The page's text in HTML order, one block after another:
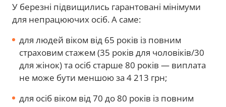
У березні підвищились гарантовані мінімуми
для непрацюючих осіб. А саме:
для людей віком від 65 років із повним
страховим стажем (35 років для чоловіків/30
для жінок) та осіб старше 80 років — виплата
не може бути меншою за 4 213 грн;
для осіб віком від 70 до 80 років із повним